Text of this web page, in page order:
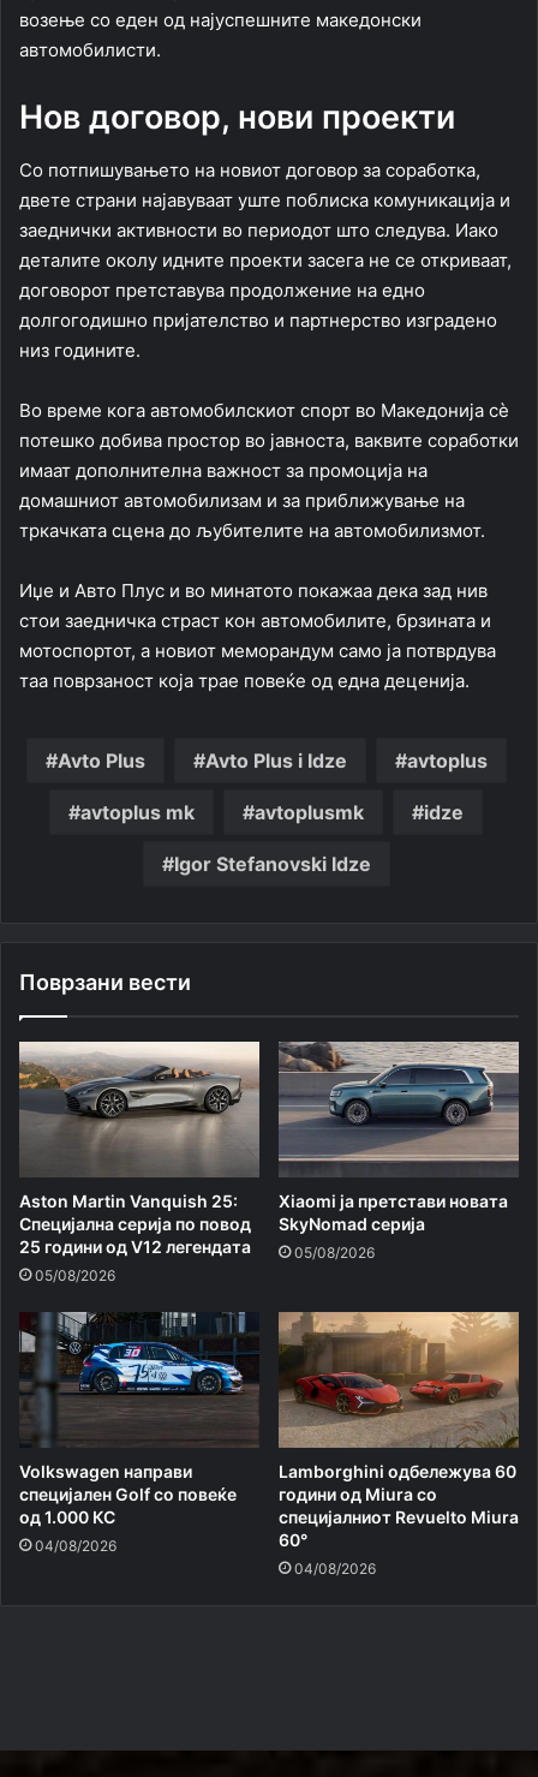
возење со еден од најуспешните македонски
автомобилисти.
Нов договор, нови проекти
Со потпишувањето на новиот договор за соработка,
двете страни најавуваат уште поблиска комуникација и
заеднички активности во периодот што следува. Иако
деталите околу идните проекти засега не се откриваат,
договорот претставува продолжение на едно
долгогодишно пријателство и партнерство изградено
низ годините.
Во време кога автомобилскиот спорт во Македонија сè
потешко добива простор во јавноста, ваквите соработки
имаат дополнителна важност за промоција на
домашниот автомобилизам и за приближување на
тркачката сцена до љубителите на автомобилизмот.
Иџе и Авто Плус и во минатото покажаа дека зад нив
стои заедничка страст кон автомобилите, брзината и
мотоспортот, а новиот меморандум само ја потврдува
таа поврзаност која трае повеќе од една деценија.
Avto Plus Avto Plus i Idze avtoplus
avtoplus mk avtoplusmk idze
Igor Stefanovski Idze
Поврзани вести
Aston Martin Vanquish 25:
Специјална серија по повод
25 години од V12 легендата
05/08/2026
Xiaomi ja претстави новата
SkyNomad серија
05/08/2026
Volkswagen направи
специјален Golf со повеќе
од 1.000 КС
04/08/2026
Lamborghini одбележува 60
години од Miura со
специјалниот Revuelto Miura
60°
04/08/2026